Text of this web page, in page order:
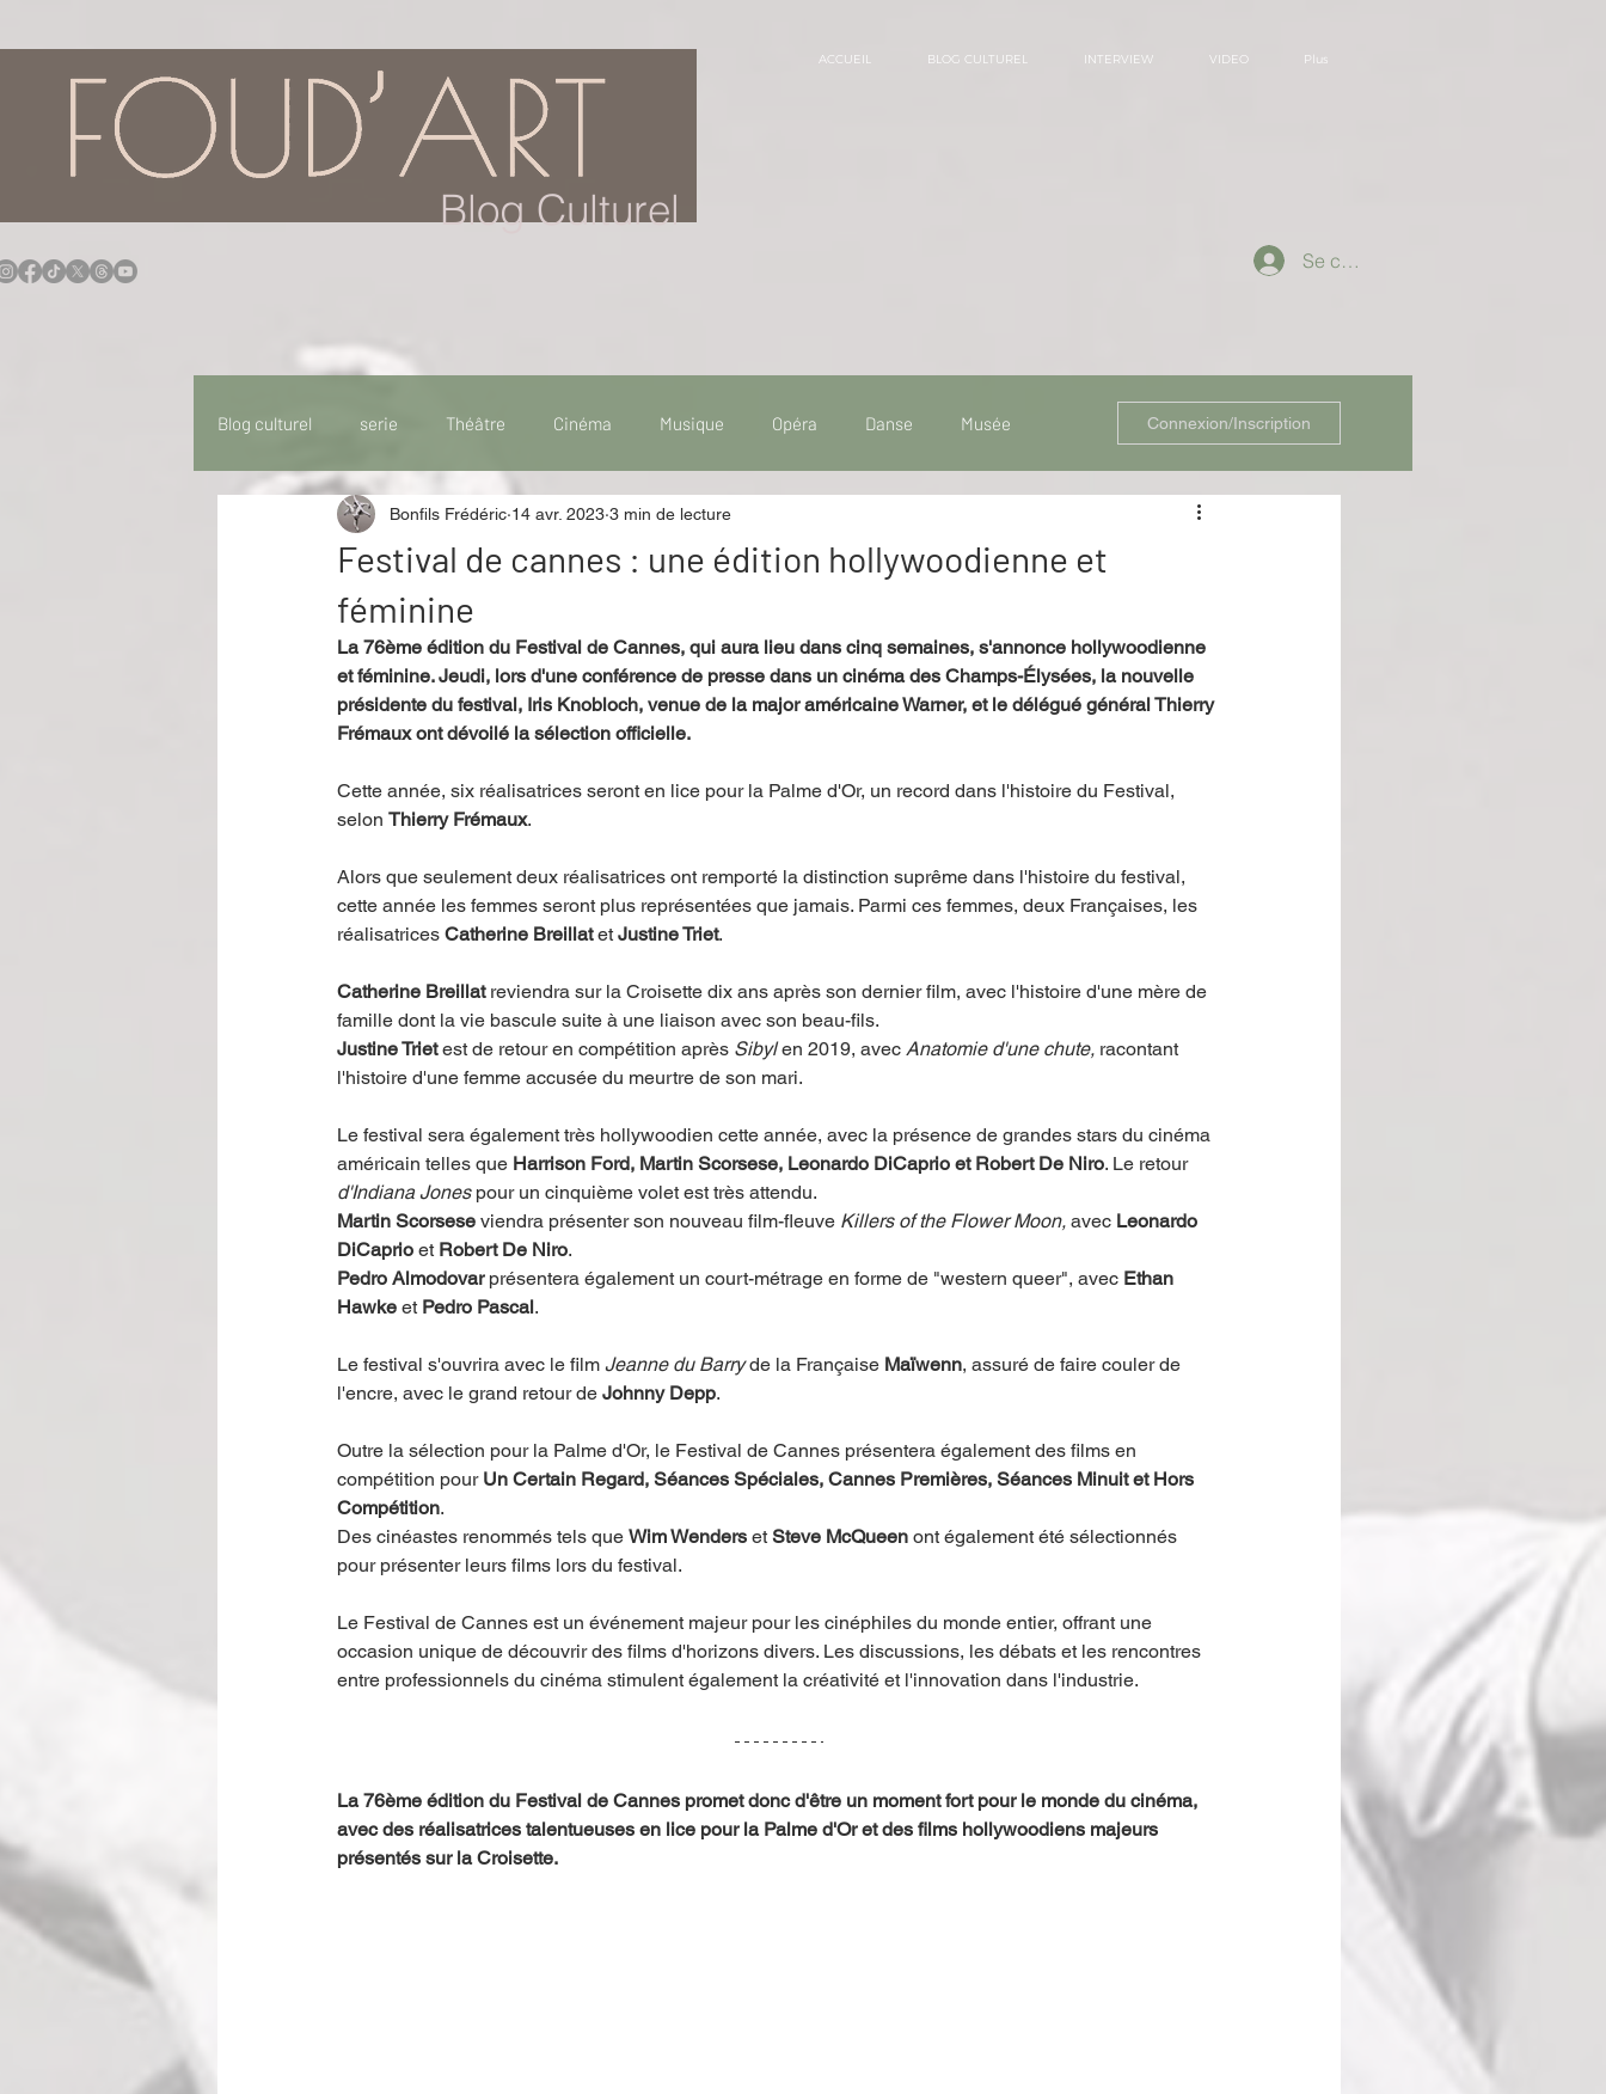
Blog Culturel
ACCUEIL BLOG CULTUREL INTERVIEW VIDEO Plus
Se connecter
Blog culturel serie Théâtre Cinéma Musique Opéra Danse Musée
Idées Sorties Idée de voyage Fooding - Restaurant
Performance Rire
Événement Validé par Romane. Spécial Famille Littérature Cirque Interview
Annuaire Théâtre - Musée Hommage
Connexion/Inscription
Festival de cannes : une édition hollywoodienne et
féminine
Bonfils Frédéric 14 avr. 2023 3 min de lecture
La 76ème édition du Festival de Cannes, qui aura lieu dans cinq semaines, s'annonce hollywoodienne
et féminine. Jeudi, lors d'une conférence de presse dans un cinéma des Champs-Élysées, la nouvelle
présidente du festival, Iris Knobloch, venue de la major américaine Warner, et le délégué général Thierry
Frémaux ont dévoilé la sélection officielle.
Cette année, six réalisatrices seront en lice pour la Palme d'Or, un record dans l'histoire du Festival,
selon Thierry Frémaux.
Alors que seulement deux réalisatrices ont remporté la distinction suprême dans l'histoire du festival,
cette année les femmes seront plus représentées que jamais. Parmi ces femmes, deux Françaises, les
réalisatrices Catherine Breillat et Justine Triet.
Catherine Breillat reviendra sur la Croisette dix ans après son dernier film, avec l'histoire d'une mère de
famille dont la vie bascule suite à une liaison avec son beau-fils.
Justine Triet est de retour en compétition après Sibyl en 2019, avec Anatomie d'une chute, racontant
l'histoire d'une femme accusée du meurtre de son mari.
Le festival sera également très hollywoodien cette année, avec la présence de grandes stars du cinéma
américain telles que Harrison Ford, Martin Scorsese, Leonardo DiCaprio et Robert De Niro. Le retour
d'Indiana Jones pour un cinquième volet est très attendu.
Martin Scorsese viendra présenter son nouveau film-fleuve Killers of the Flower Moon, avec Leonardo
DiCaprio et Robert De Niro.
Pedro Almodovar présentera également un court-métrage en forme de "western queer", avec Ethan
Hawke et Pedro Pascal.
Le festival s'ouvrira avec le film Jeanne du Barry de la Française Maïwenn, assuré de faire couler de
l'encre, avec le grand retour de Johnny Depp.
Outre la sélection pour la Palme d'Or, le Festival de Cannes présentera également des films en
compétition pour Un Certain Regard, Séances Spéciales, Cannes Premières, Séances Minuit et Hors
Compétition.
Des cinéastes renommés tels que Wim Wenders et Steve McQueen ont également été sélectionnés
pour présenter leurs films lors du festival.
Le Festival de Cannes est un événement majeur pour les cinéphiles du monde entier, offrant une
occasion unique de découvrir des films d'horizons divers. Les discussions, les débats et les rencontres
entre professionnels du cinéma stimulent également la créativité et l'innovation dans l'industrie.
La 76ème édition du Festival de Cannes promet donc d'être un moment fort pour le monde du cinéma,
avec des réalisatrices talentueuses en lice pour la Palme d'Or et des films hollywoodiens majeurs
présentés sur la Croisette.